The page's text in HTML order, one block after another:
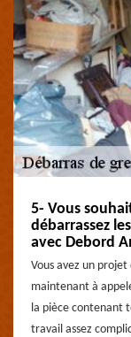
5- Vous
débarrassez
avec Debord
Vous avez un
maintenant à
la pièce contenant
travail assez